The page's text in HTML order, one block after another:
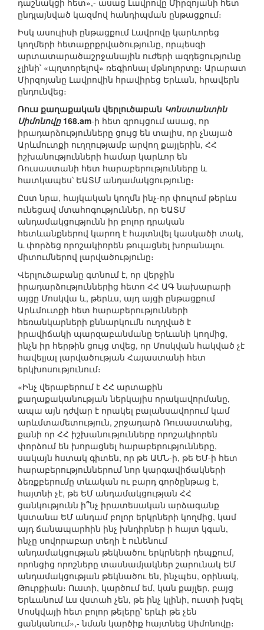
դաշնակցի հետ»,- ասաց Լավրովը Միրզոյանի հետ
ընդլայնված կազմով հանդիպման ընթացքում։
Իսկ ասուլիսի ընթացքում Լավրովը կարևորեց
կողմերի հետաքրքրվածությունը, որպեսզի
արտատարածաշրջանային ուժերի ազդեցությունը
չլինի՝ «պղտորելով» ռեգիոնալ մթնոլորտը։ Արարատ
Միրզոյանը Լավրովին հրավիրեց Երևան, հրավերն
ընդունվեց։
Ռուս քաղաքական վերլուծաբան Կոնստանտին
Սիմոնովը168.am-ի հետ զրույցում ասաց, որ
իրադարձությունները ցույց են տալիս, որ չնայած
Արևմուտքի ուղղությամբ արվող քայլերին, ՀՀ
իշխանությունների համար կարևոր են
Ռուսաստանի հետ հարաբերությունները և
հատկապես՝ ԵԱՏՄ անդամակցությունը։
Ըստ նրա, հայկական կողմն ինչ-որ փուլում թերևս
ունեցավ մտահոգություններ, որ ԵԱՏՄ
անդամակցությունն իր բոլոր դրական
հետևանքներով կարող է հայտնվել կասկածի տակ,
և փորձեց որոշակիորեն թուլացնել խորանալու
միտումներով լարվածությունը։
Վերլուծաբանը գտնում է, որ վերջին
իրադարձություններից հետո ՀՀ ԱԳ նախարարի
այցը Մոսկվա և, թերևս, այդ այցի ընթացքում
Արևմուտքի հետ հարաբերությունների
հեռանկարների քննարկումն ուղղված է
իրավիճակի պարզաբանմանը Երևանի կողմից,
ինչն իր հերթին ցույց տվեց, որ Մոսկվան հակված չէ
հավելյալ լարվածության Հայաստանի հետ
երկխոսությունում։
«Ինչ վերաբերում է ՀՀ արտաքին
քաղաքականության ներկայիս որակավորմանը,
ապա այն դժվար է որակել բալանսավորում կամ
արևմտամետություն, շրջադարձ Ռուսաստանից,
քանի որ ՀՀ իշխանությունները որոշակիորեն
փորձում են խորացնել հարաբերությունները,
սակայն հստակ գիտեն, որ թե ԱՄՆ-ի, թե ԵՄ-ի հետ
հարաբերություններում նոր կարգավիճակների
ձեռքբերումը տևական ու բարդ գործընթաց է,
հայտնի չէ, թե ԵՄ անդամակցության ՀՀ
ցանկությունն ի՞նչ իրատեսական արձագանք
կստանա ԵՄ անդամ բոլոր երկրների կողմից, կամ
այդ ճանապարհին ինչ խնդիրներ ի հայտ կգան,
ինչը սովորաբար տեղի է ունենում
անդամակցության թեկնածու երկրների դեպքում,
որոնցից որոշները տասնամյակներ շարունակ ԵՄ
անդամակցության թեկնածու են, ինչպես, օրինակ,
Թուրքիան։ Ուստի, կարծում եմ, կան քայլեր, բայց
Երևանում ևս վստահ չեն, թե ինչ կլինի, ուստի խզել
Մոսկվայի հետ բոլոր թելերը՝ երևի թե չեն
ցանկանում»,- նման կարծիք հայտնեց Սիմոնովը։